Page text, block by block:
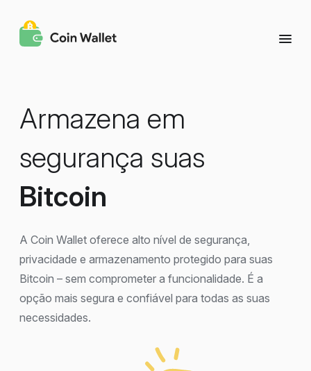
Armazena em
segurança suas
Bitcoin
A Coin Wallet oferece alto nível de segurança,
privacidade e armazenamento protegido para suas
Bitcoin – sem comprometer a funcionalidade. É a
opção mais segura e confiável para todas as suas
necessidades.